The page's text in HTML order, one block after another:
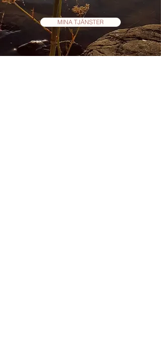
MINA TJÄNSTER